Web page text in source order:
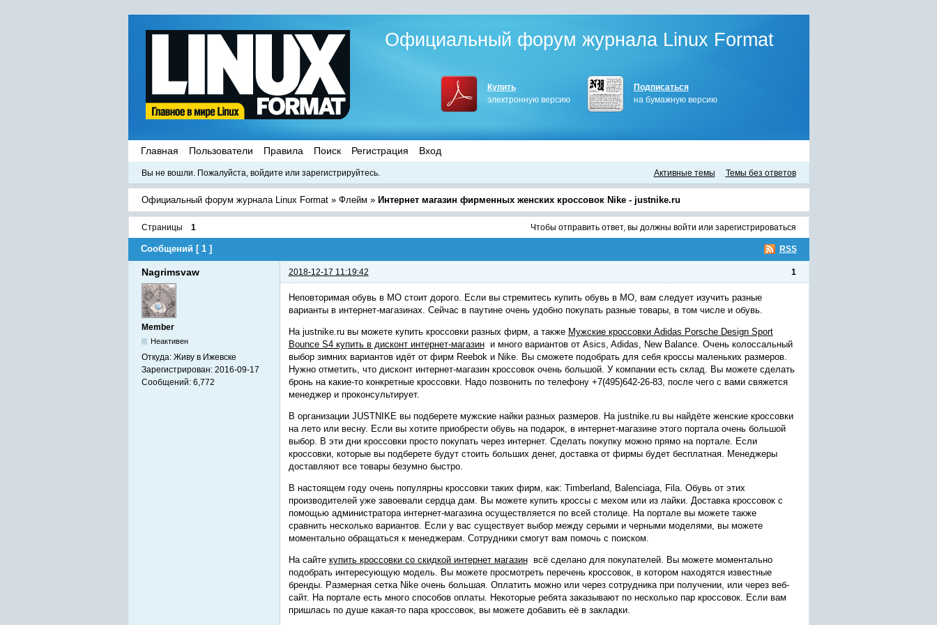
Официальный форум журнала Linux Format
Купить
электронную версию
Подписаться
на бумажную версию
Главная Пользователи Правила Поиск Регистрация Вход
Вы не вошли. Пожалуйста, войдите или зарегистрируйтесь. Активные темы Темы без ответов
Официальный форум журнала Linux Format » Флейм » Интернет магазин фирменных женских кроссовок Nike - justnike.ru
Страницы 1 Чтобы отправить ответ, вы должны войти или зарегистрироваться
RSS
Сообщений [ 1 ]
1
Nagrimsvaw 2018-12-17 11:19:42
Member
Неактивен
Откуда: Живу в Ижевске
Зарегистрирован: 2016-09-17
Сообщений: 6,772
Неповторимая обувь в МО стоит дорого. Если вы стремитесь купить обувь в МО, вам следует изучить разные
варианты в интернет-магазинах. Сейчас в паутине очень удобно покупать разные товары, в том числе и обувь.
На justnike.ru вы можете купить кроссовки разных фирм, а также Мужские кроссовки Adidas Porsche Design Sport
Bounce S4 купить в дисконт интернет-магазини много вариантов от Asics, Adidas, New Balance. Очень колоссальный
выбор зимних вариантов идёт от фирм Reebok и Nike. Вы сможете подобрать для себя кроссы маленьких размеров.
Нужно отметить, что дисконт интернет-магазин кроссовок очень большой. У компании есть склад. Вы можете сделать
бронь на какие-то конкретные кроссовки. Надо позвонить по телефону +7(495)642-26-83, после чего с вами свяжется
менеджер и проконсультирует.
В организации JUSTNIKE вы подберете мужские найки разных размеров. На justnike.ru вы найдёте женские кроссовки
на лето или весну. Если вы хотите приобрести обувь на подарок, в интернет-магазине этого портала очень большой
выбор. В эти дни кроссовки просто покупать через интернет. Сделать покупку можно прямо на портале. Если
кроссовки, которые вы подберете будут стоить больших денег, доставка от фирмы будет бесплатная. Менеджеры
доставляют все товары безумно быстро.
В настоящем году очень популярны кроссовки таких фирм, как: Timberland, Balenciaga, Fila. Обувь от этих
производителей уже завоевали сердца дам. Вы можете купить кроссы с мехом или из лайки. Доставка кроссовок с
помощью администратора интернет-магазина осуществляется по всей столице. На портале вы можете также
сравнить несколько вариантов. Если у вас существует выбор между серыми и черными моделями, вы можете
моментально обращаться к менеджерам. Сотрудники смогут вам помочь с поиском.
На сайте купить кроссовки со скидкой интернет магазинвсё сделано для покупателей. Вы можете моментально
подобрать интересующую модель. Вы можете просмотреть перечень кроссовок, в котором находятся известные
бренды. Размерная сетка Nike очень большая. Оплатить можно или через сотрудника при получении, или через веб-
сайт. На портале есть много способов оплаты. Некоторые ребята заказывают по несколько пар кроссовок. Если вам
пришлась по душе какая-то пара кроссовок, вы можете добавить её в закладки.